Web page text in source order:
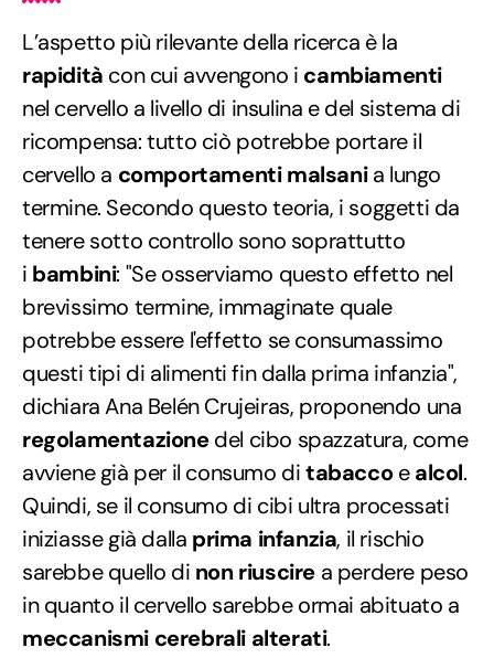
L’aspetto più rilevante della ricerca è la
rapidità con cui avvengono i cambiamenti
nel cervello a livello di insulina e del sistema di
ricompensa: tutto ciò potrebbe portare il
cervello a comportamenti malsania lungo
termine. Secondo questo teoria, i soggetti da
tenere sotto controllo sono soprattutto
i bambini: "Se osserviamo questo effetto nel
brevissimo termine, immaginate quale
potrebbe essere l'effetto se consumassimo
questi tipi di alimenti fin dalla prima infanzia", ​​
dichiara Ana Belén Crujeiras, proponendo una
regolamentazionedel cibo spazzatura, come
avviene già per il consumo ditabaccoealcol.
Quindi, se il consumo di cibi ultra processati
iniziasse già dalla prima infanzia, il rischio
sarebbe quello di non riuscire a perdere peso
in quanto il cervello sarebbe ormai abituato a
meccanismi cerebrali alterati.